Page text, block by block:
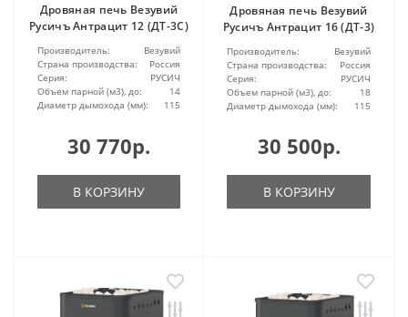
Дровяная печь Везувий
Русичъ Антрацит 12 (ДТ-3С)
Производитель:
Везувий
Страна производства:
Россия
Серия:
РУСИЧ
Объем парной (м3), до:
14
Диаметр дымохода (мм):
115
30 770р.
В КОРЗИНУ
Дровяная печь Везувий
Русичъ Антрацит 16 (ДТ-3)
Производитель:
Везувий
Страна производства:
Россия
Серия:
РУСИЧ
Объем парной (м3), до:
18
Диаметр дымохода (мм):
115
30 500р.
В КОРЗИНУ